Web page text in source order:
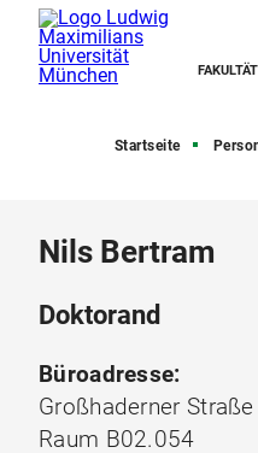
Startseite
Nils Bertram
Doktorand
Büroadresse:
Großhaderner
Raum B02.054